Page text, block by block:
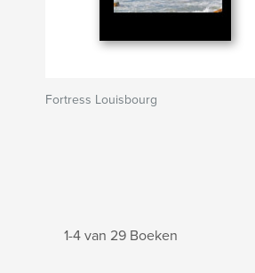
Fortress Louisbourg
1-4 van 29 Boeken